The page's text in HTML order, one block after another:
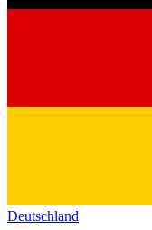
Deutschland